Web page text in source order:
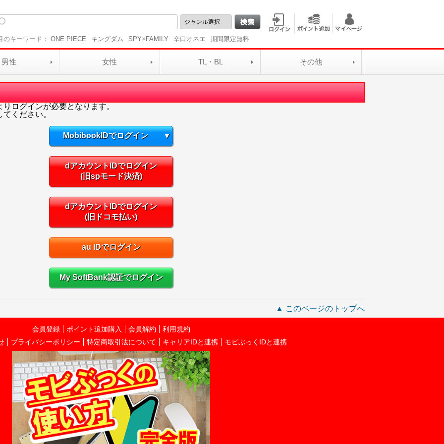
のキーワード： ONE PIECE キングダム SPY×FAMILY 辛口オネエ 期間限定無料
男性 女性 TL・BL その他
ログインが必要となります。
ください。
MobibookIDでログイン ▼
dアカウントIDでログイン
(旧spモード決済)
dアカウントIDでログイン
(旧ドコモ払い)
au IDでログイン
My SoftBank認証でログイン
▲ このページのトップへ
会員登録 ポイント追加購入 会員解約
利用規約
プライバシーポリシー 特定商取引法について キャリアIDと連携 モビぶっくIDと連携